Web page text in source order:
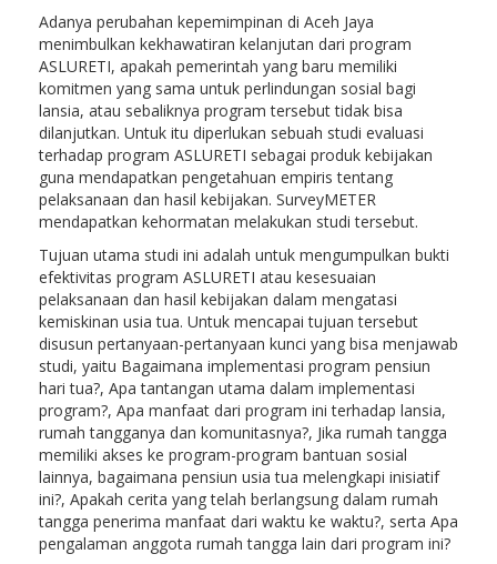
Adanya perubahan kepemimpinan di Aceh Jaya
menimbulkan kekhawatiran kelanjutan dari program
ASLURETI, apakah pemerintah yang baru memiliki
komitmen yang sama untuk perlindungan sosial bagi
lansia, atau sebaliknya program tersebut tidak bisa
dilanjutkan. Untuk itu diperlukan sebuah studi evaluasi
terhadap program ASLURETI sebagai produk kebijakan
guna mendapatkan pengetahuan empiris tentang
pelaksanaan dan hasil kebijakan. SurveyMETER
mendapatkan kehormatan melakukan studi tersebut.
Tujuan utama studi ini adalah untuk mengumpulkan bukti
efektivitas program ASLURETI atau kesesuaian
pelaksanaan dan hasil kebijakan dalam mengatasi
kemiskinan usia tua. Untuk mencapai tujuan tersebut
disusun pertanyaan-pertanyaan kunci yang bisa menjawab
studi, yaitu Bagaimana implementasi program pensiun
hari tua?, Apa tantangan utama dalam implementasi
program?, Apa manfaat dari program ini terhadap lansia,
rumah tangganya dan komunitasnya?, Jika rumah tangga
memiliki akses ke program-program bantuan sosial
lainnya, bagaimana pensiun usia tua melengkapi inisiatif
ini?, Apakah cerita yang telah berlangsung dalam rumah
tangga penerima manfaat dari waktu ke waktu?, serta Apa
pengalaman anggota rumah tangga lain dari program ini?